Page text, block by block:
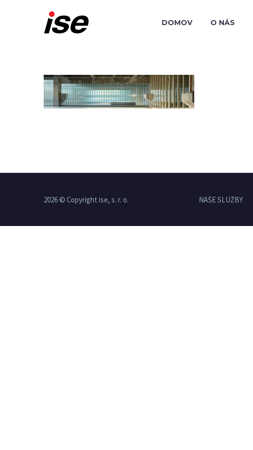
DOMOV O NÁS
NAŠE SLUŽBY
2026 © Copyright ise, s. r. o.